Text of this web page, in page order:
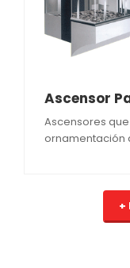
Ascensor
Ascensores
ornamentación
+